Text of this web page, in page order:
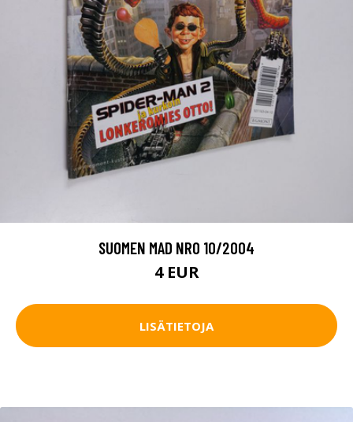
SUOMEN MAD NRO 10/2004
4 EUR
LISÄTIETOJA